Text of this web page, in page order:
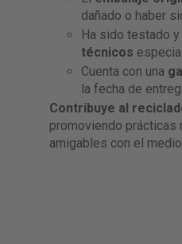
dañado o haber
Ha sido testado y
técnicos
Cuenta con una
la fecha de
Contribuye al
promoviendo
amigables con el